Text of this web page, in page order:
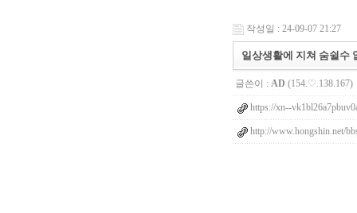
작성일 : 24-09-07 21:27
일상생활에 지쳐 숨쉴수
글쓴이 : AD (154.♡.138.167)
https://xn--
http://www.hongshin.net/